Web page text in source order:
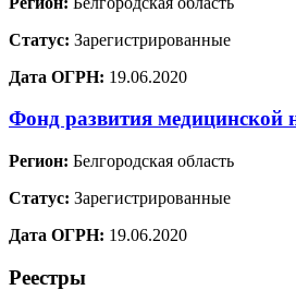
Статус: Зарегистрированные
Дата ОГРН: 19.06.2020
Фонд развития медицинской
Регион: Белгородская область
Статус: Зарегистрированные
Дата ОГРН: 19.06.2020
Реестры